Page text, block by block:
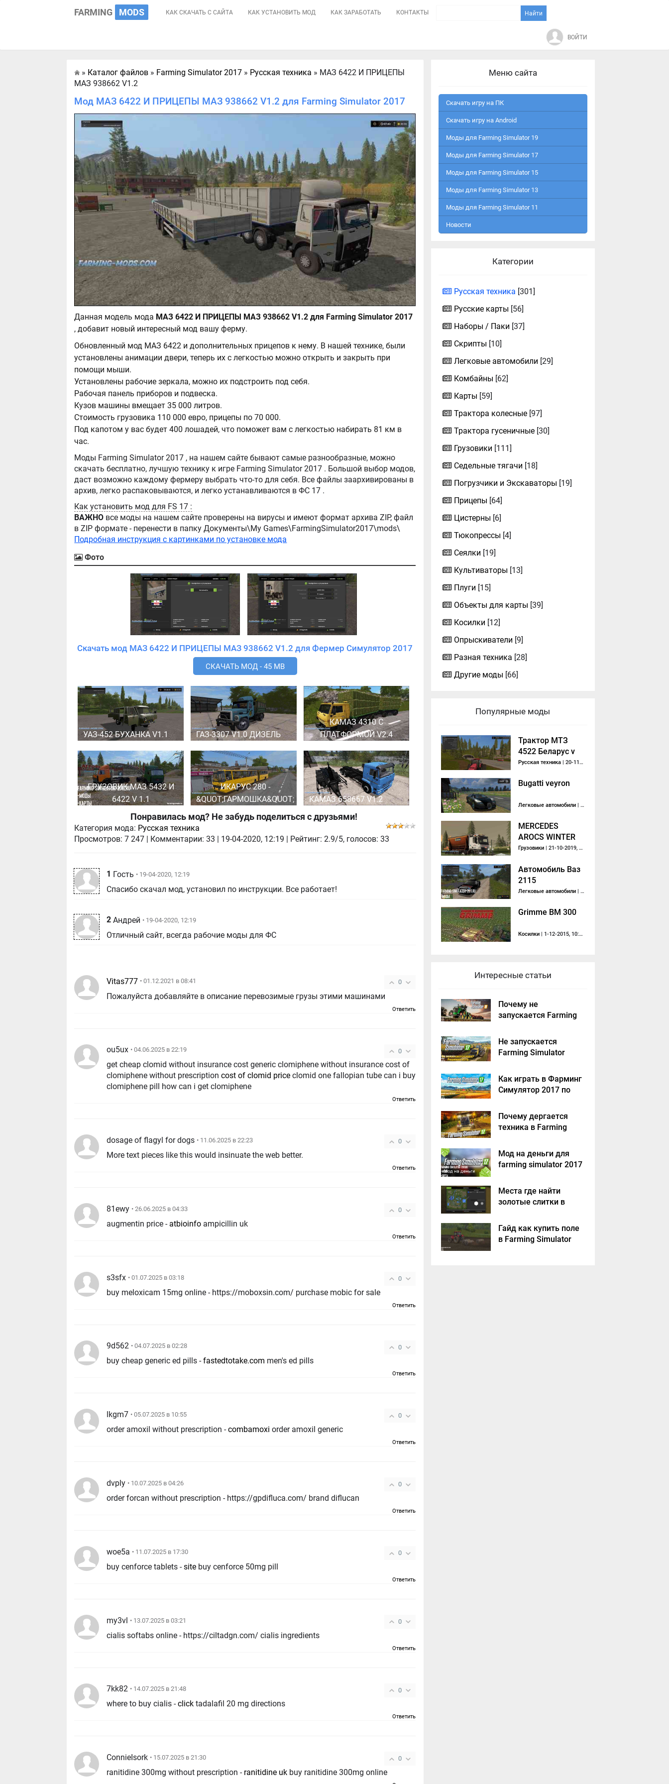
FARMING MODS КАК СКАЧАТЬ С САЙТА КАК УСТАНОВИТЬ МОД КАК ЗАРАБОТАТЬ КОНТАКТЫ
ВОЙТИ
Главная
» Каталог файлов » Farming Simulator 2017 » Русская техника » МАЗ 6422 И ПРИЦЕПЫ
МАЗ 938662 V1.2
Мод МАЗ 6422 И ПРИЦЕПЫ МАЗ 938662 V1.2 для Farming Simulator 2017
Данная модель мода
МАЗ 6422 И ПРИЦЕПЫ МАЗ 938662 V1.2 для Farming Simulator 2017
, добавит новый интересный мод вашу ферму.
Обновленный мод МАЗ 6422 и дополнительных прицепов к нему. В нашей технике, были
установлены анимации двери, теперь их с легкостью можно открыть и закрыть при
помощи мыши.
Установлены рабочие зеркала, можно их подстроить под себя.
Рабочая панель приборов и подвеска.
Кузов машины вмещает 35 000 литров.
Стоимость грузовика 110 000 евро, прицепы по 70 000.
Под капотом у вас будет 400 лошадей, что поможет вам с легкостью набирать 81 км в
час.
Моды Farming Simulator 2017 , на нашем сайте бывают самые разнообразные, можно
скачать бесплатно, лучшую технику к игре Farming Simulator 2017 . Большой выбор модов,
даст возможно каждому фермеру выбрать что-то для себя. Все файлы заархивированы в
архив, легко распаковываются, и легко устанавливаются в ФС 17 .
Как установить мод для FS 17 :
ВАЖНО все моды на нашем сайте проверены на вирусы и имеют формат архива ZIP, файл
в ZIP формате - перенести в папку Документы\My Games\FarmingSimulator2017\mods\
Подробная инструкция с картинками по установке мода
Фото
Скачать мод МАЗ 6422 И ПРИЦЕПЫ МАЗ 938662 V1.2 для Фермер Симулятор 2017
СКАЧАТЬ МОД - 45 MB
УАЗ-452 БУХАНКА V1.1 ГАЗ-3307 V1.0 ДИЗЕЛЬ
КАМАЗ 4310 С
ПЛАТФОРМОЙ V2.4
ГРУЗОВИК МАЗ 5432 И
6422 V 1.1
ИКАРУС 280 -
&QUOT;ГАРМОШКА&QUOT;
КАМАЗ 658667 V1.2
Понравилась мод? Не забудь поделиться с друзьями!
Категория мода: Русская техника
Просмотров: 7 247 Комментарии: 33 19-04-2020, 12:19 | Рейтинг: 2.9/5, голосов:33
1 Гость • 19-04-2020, 12:19
Спасибо скачал мод, установил по инструкции. Все работает!
2 Андрей • 19-04-2020, 12:19
Отличный сайт, всегда рабочие моды для ФС
0
Vitas777 • 01.12.2021 в 08:41
Пожалуйста добавляйте в описание перевозимые грузы этими машинами
Ответить
0
ou5ux • 04.06.2025 в 22:19
get cheap clomid without insurance cost generic clomiphene without insurance cost of
clomiphene without prescriptioncost of clomid price clomid one fallopian tube can i buy
clomiphene pill how can i get clomiphene
Ответить
0
dosage of flagyl for dogs • 11.06.2025 в 22:23
More text pieces like this would insinuate the web better.
Ответить
0
81ewy • 26.06.2025 в 04:33
augmentin price - atbioinfo ampicillin uk
Ответить
0
s3sfx • 01.07.2025 в 03:18
buy meloxicam 15mg online - https://moboxsin.com/ purchase mobic for sale
Ответить
0
9d562 • 04.07.2025 в 02:28
buy cheap generic ed pills -fastedtotake.com men's ed pills
Ответить
0
lkgm7 • 05.07.2025 в 10:55
order amoxil without prescription -combamoxi order amoxil generic
Ответить
0
dvply • 10.07.2025 в 04:26
order forcan without prescription - https://gpdifluca.com/ brand diflucan
Ответить
0
woe5a • 11.07.2025 в 17:30
buy cenforce tablets -site buy cenforce 50mg pill
Ответить
0
my3vl • 13.07.2025 в 03:21
cialis softabs online - https://ciltadgn.com/ cialis ingredients
Ответить
0
7kk82 • 14.07.2025 в 21:48
where to buy cialis -click tadalafil 20 mg directions
Ответить
0
ConnieIsork • 15.07.2025 в 21:30
ranitidine 300mg without prescription - ranitidine uk buy ranitidine 300mg online
Меню сайта
Скачать игру на ПК
Скачать игру на Android
Моды для Farming Simulator 19
Моды для Farming Simulator 17
Моды для Farming Simulator 15
Моды для Farming Simulator 13
Моды для Farming Simulator 11
Новости
Категории
Русская техника [301]
Русские карты [56]
Наборы / Паки [37]
Скрипты [10]
Легковые автомобили [29]
Комбайны [62]
Карты [59]
Трактора колесные [97]
Трактора гусеничные [30]
Грузовики [111]
Седельные тягачи [18]
Погрузчики и Экскаваторы [19]
Прицепы [64]
Цистерны [6]
Тюкопрессы [4]
Сеялки [19]
Культиваторы [13]
Плуги [15]
Объекты для карты [39]
Косилки [12]
Опрыскиватели [9]
Разная техника [28]
Другие моды [66]
Популярные моды
Трактор МТЗ
4522 Беларус v
1.0
Русская техника | 20-11-2017, 19:39
Bugatti veyron
Легковые автомобили | 10-01-2014, 23:53
MERCEDES
AROCS WINTER
SERVICE +
Грузовики | 21-10-2019, 09:35
Автомобиль Ваз
2115
Легковые автомобили | 27-11-2017, 10:15
Grimme BM 300
Косилки | 1-12-2015, 10:41
Интересные статьи
Почему не
запускается Farming
решение
Не запускается
Farming Simulator
Как играть в Фарминг
Симулятор 2017 по
Почему дергается
техника в Farming
Мод на деньги для
farming simulator 2017
Места где найти
золотые слитки в
2017?
Гайд как купить поле
в Farming Simulator